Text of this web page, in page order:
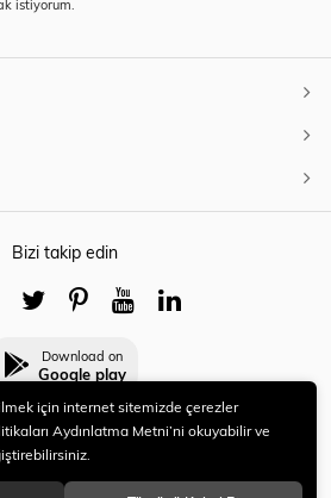
istiyorum.
Bizi takip edin
Download on
Google play
Tüm hakları saklıdır.
için internet sitemizde çerezler
Aydınlatma Metni’ni okuyabilir ve